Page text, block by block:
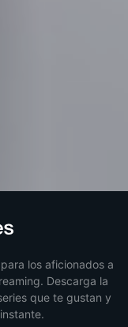
los aficionados a
Descarga la
que te gustan y